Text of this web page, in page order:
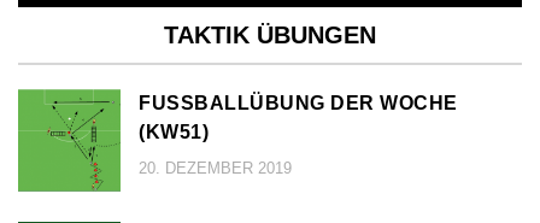
TAKTIK ÜBUNGEN
FUSSBALLÜBUNG DER WOCHE (
KW51)
20. DEZEMBER 2019